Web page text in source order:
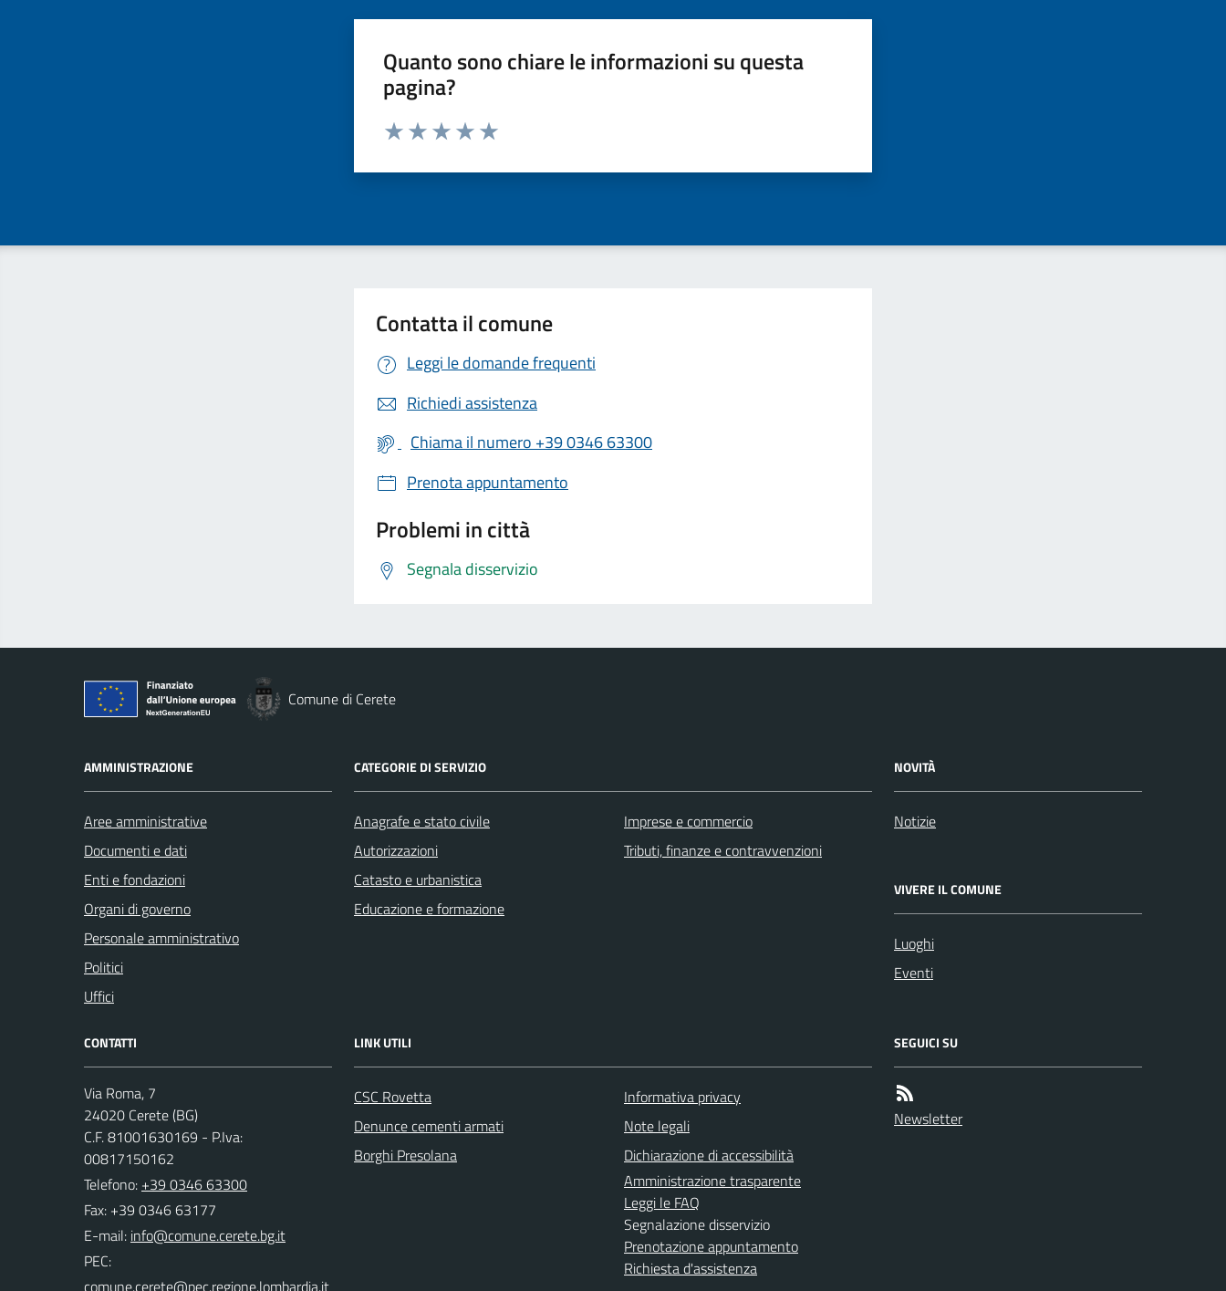
Quanto sono chiare le informazioni su questa
pagina?
Valuta da 1 a 5 stelle la pagina
Contatta il comune
Leggi le domande frequenti
Richiedi assistenza
Chiama il numero +39 0346 63300
Prenota appuntamento
Problemi in città
Segnala disservizio
Comune di Cerete
AMMINISTRAZIONE
Aree amministrative
Documenti e dati
Enti e fondazioni
Organi di governo
Personale amministrativo
Politici
Uffici
CATEGORIE DI SERVIZIO
Anagrafe e stato civile
Autorizzazioni
Catasto e urbanistica
Educazione e formazione
Imprese e commercio
Tributi, finanze e contravvenzioni
NOVITÀ
Notizie
VIVERE IL COMUNE
Luoghi
Eventi
CONTATTI
Via Roma, 7
24020 Cerete (BG)
C.F. 81001630169 - P.Iva:
00817150162
Telefono: +39 0346 63300
Fax: +39 0346 63177
E-mail:
PEC:
LINK UTILI
CSC Rovetta
Denunce cementi armati
Borghi Presolana
Informativa privacy
Note legali
Dichiarazione di accessibilità
Amministrazione trasparente
Leggi le FAQ
Segnalazione disservizio
Prenotazione appuntamento
Richiesta d'assistenza
SEGUICI SU
Newsletter